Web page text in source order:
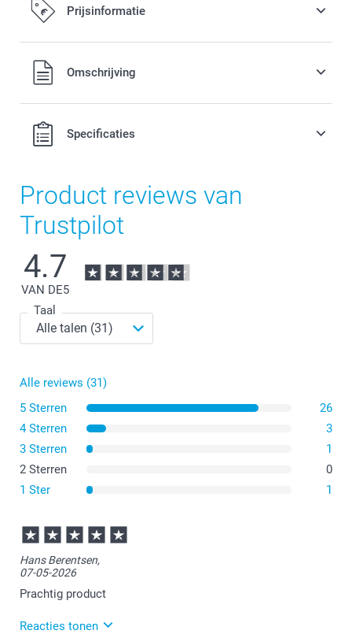
Prijsinformatie
Alle prijzen zijn in EURO (€) inclusief BTW en exclusief
verzendkosten.Omschrijving
Specificaties
Product reviews van
Trustpilot
4.7
VAN DE5
Taal
Alle reviews (31)
5 Sterren
26
4 Sterren
3
3 Sterren
1
2 Sterren
0
1 Ster
1
Hans Berentsen,
07-05-2026
Prachtig product
Reacties tonen